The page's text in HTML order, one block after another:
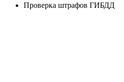
Проверка штрафов ГИБДД